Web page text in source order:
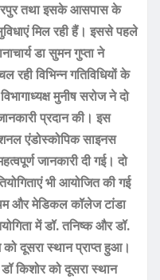
तथा इसके आसपास के
मिल रही हैं। इससे पहले
डा सुमन गुप्ता ने
विभिन्न गतिविधियों के
मुनीष सरोज ने दो
प्रदान की। इस
एंडोस्कोपिक साइनस
जानकारी दी गई। दो
भी आयोजित की गई
और मेडिकल कॉलेज टांडा
में डॉ. तनिष्क और डॉ.
दूसरा स्थान प्राप्त हुआ।
किशोर को दूसरा स्थान